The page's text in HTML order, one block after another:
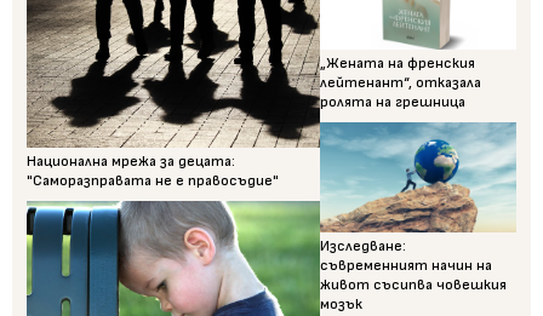
Национална мрежа за децата:
"Саморазправата не е правосъдие"
„Жената на френския
лейтенант“, отказала
ролята на грешница
Изследване:
съвременният начин на
живот съсипва човешкия
мозък